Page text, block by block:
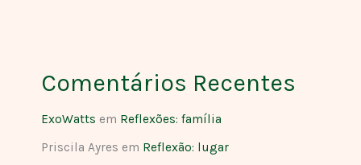
Comentários Recentes
ExoWatts em Reflexões: família
Priscila Ayres em Reflexão: lugar